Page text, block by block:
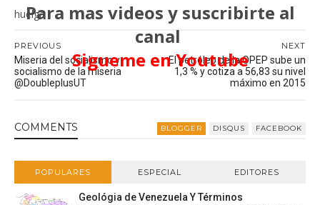
Para mas videos y suscribirte al
canal
Sigueme en Youtube
huelga
NEXT
El petróleo de la OPEP sube un
1,3 % y cotiza a 56,83 su nivel
máximo en 2015
PREVIOUS
Miseria del socialismo y
socialismo de la miseria
@DoubleplusUT
COMMENTS BLOGGER DISQUS FACEBOOK
POPULARES ESPECIAL EDITORES
Geológia de Venezuela Y Términos